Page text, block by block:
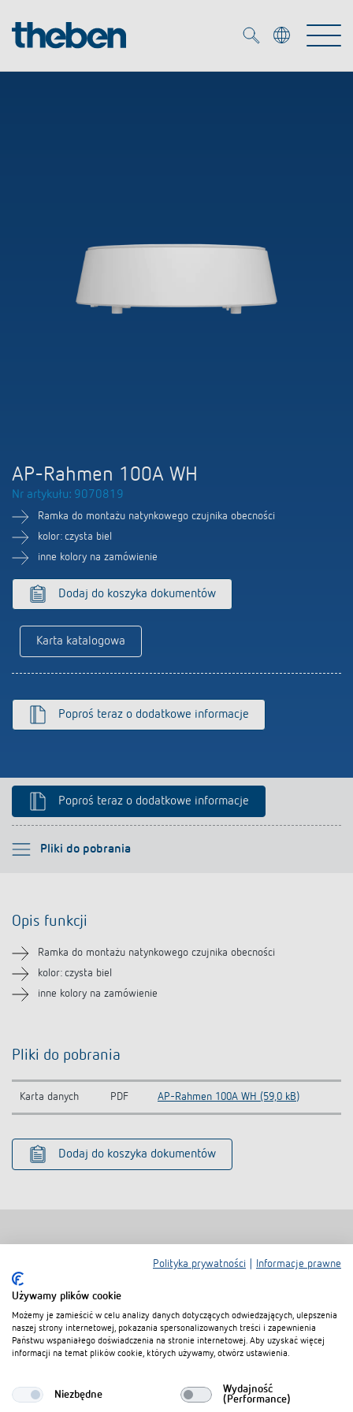
Czujniki obecności i ruchu
Akcesoria
Rozwiązania
100 lat Theben
Osoby kontaktowe
AP-Rahmen 100A WH
Nr artykułu: 9070819
Ramka do montażu natynkowego czujnika obecności
kolor: czysta biel
inne kolory na zamówienie
Dodaj do koszyka dokumentów
Karta katalogowa
Poproś teraz o dodatkowe informacje
Poproś teraz o dodatkowe informacje
Pliki do pobrania
Proszę wybrać
Pliki do pobrania
Produkty powiązane
Opis funkcji
Ramka do montażu natynkowego czujnika obecności
kolor: czysta biel
inne kolory na zamówienie
Pliki do pobrania
Karta danych PDF AP-Rahmen 100A WH (59,0 kB)
Dodaj do koszyka dokumentów
Produkty powiązane
Polityka prywatności Informacje prawne
Używamy plików cookie
Możemy je zamieścić w celu analizy danych dotyczących odwiedzających, ulepszenia
naszej strony internetowej, pokazania spersonalizowanych treści i zapewnienia
Państwu wspaniałego doświadczenia na stronie internetowej. Aby uzyskać więcej
informacji na temat plików cookie, których używamy, otwórz ustawienia.
Niezbędne
Wydajność
(Performance)